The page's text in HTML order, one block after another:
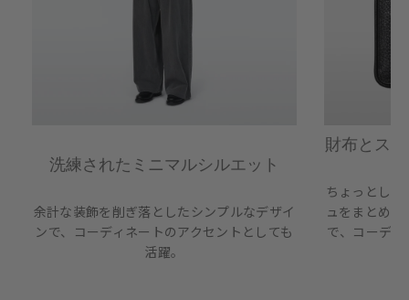
洗練されたミニマルシルエット
余計な装飾を削ぎ落としたシンプルなデザイ
ンで、コーディネートのアクセントとしても
活躍。
財布とス
ちょっとし
ュをまとめ
で、コーデ